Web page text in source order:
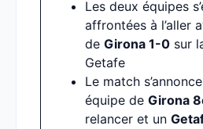
Les deux équipes
affrontées à l’aller
de Girona 1-0 sur
Getafe
Le match
équipe de Girona
relancer et un